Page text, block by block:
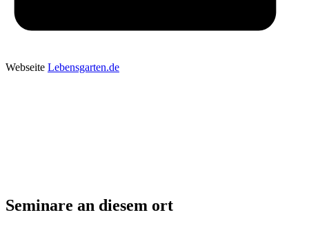
Webseite Lebensgarten.de
Seminare an diesem ort